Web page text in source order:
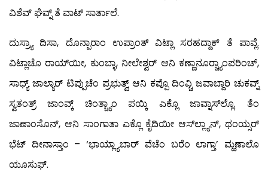
ವಿಶೆವ್ ಘೆವ್ನ್ ತೆ ವಾಟ್ ಸಾರ್ತಾಲೆ.
ದುಸ್ರ್ಯಾ ದಿಸಾ, ದೊನ್ಪಾರಾಂ ಉಪ್ರಾಂತ್ ವಿಟ್ಲಾ ಸರಹದ್ದಾಕ್ ತೆ ಪಾವ್ಲೆ.
ವಿಟ್ಲಾಚೊ ರಾಯ್‍ಯೀ, ಕುಂಬ್ಳಾ, ನೀಲೇಶ್ವರ್ ಆನಿ ಕಣ್ಣಾನೂರ್‍ಚ್ಯಾಂಪರಿಂಚ್,
ಸಾಧ್ಯ್ ಜಾಲ್ಯಾರ್ ಟಿಪ್ಪುಚೆಂ ಪ್ರಭುತ್ವ್ ಆನಿ ಕಪ್ಪೊ ದಿಂವ್ಚಿ ಜವಾಬ್ದಾರಿ ಚುಕವ್ನ್
ಸ್ವತಂತ್ರ್ ಜಾಂವ್ಕ್ ಚಿಂತ್ಚ್ಯಾಂ ಪಯ್ಕಿ ಎಕ್ಲೊ ಜಾವ್ನಾಸ್‍ಲ್ಲೊ. ತೆಂ
ಜಾಣಾಂಸೊನ್, ಆನಿ ಸಾಂಗಾತಾ ಎಕ್ಲೊ ಕೈದಿಯೀ ಆಸ್‍ಲ್ಲ್ಯಾನ್, ಥಂಯ್ಸರ್
ಭೆಟ್ ದೀನಾಸ್ತಾಂ – ‘ಭಾಯ್ಲ್ಯಾಬಾರ್ ವೆಚೆಂ ಬರೆಂ ಲಾಗ್ತಾ’ ಮ್ಹಣಾಲೊ
ಯೂಸುಫ್.